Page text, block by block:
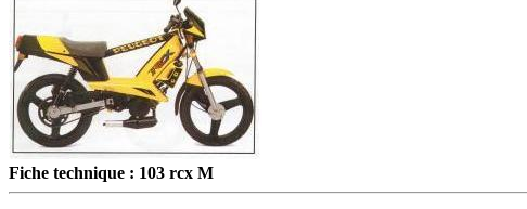
Fiche technique : 103 rcx M